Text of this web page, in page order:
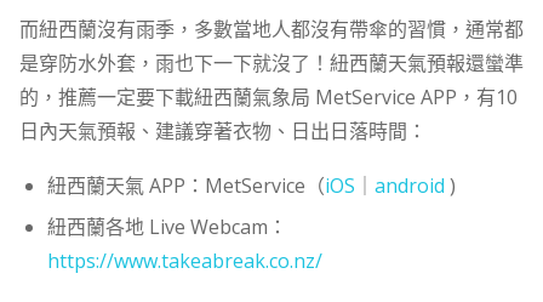
而紐西蘭沒有雨季，多數當地人都沒有帶傘的習慣，通常都
是穿防水外套，雨也下一下就沒了！紐西蘭天氣預報還蠻準
的，推薦一定要下載紐西蘭氣象局 MetService APP，有10
日內天氣預報、建議穿著衣物、日出日落時間：
紐西蘭天氣 APP：MetService（iOS ｜ android )
紐西蘭各地 Live Webcam：
https://www.takeabreak.co.nz/